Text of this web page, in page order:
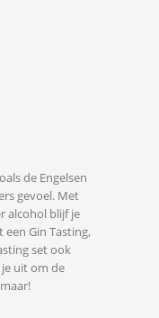
de Engelsen
gevoel. Met
alcohol blijf je
Gin Tasting,
set ook
uit om de